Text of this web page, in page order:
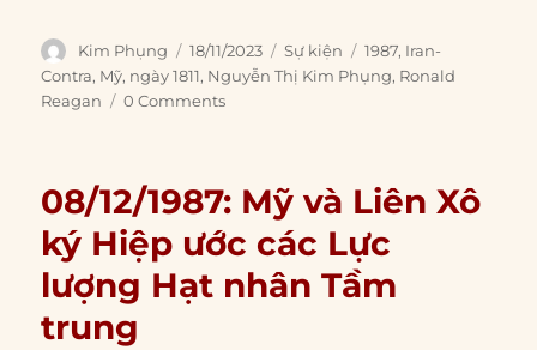
Author
Kim Phụng
Posted
on
18/11/2023 Categories
Sự kiện Tags
1987, Iran-
Contra, Mỹ, ngày 1811, Nguyễn Thị Kim Phụng, Ronald
Reagan
0 Comments
08/12/1987: Mỹ và Liên Xô
ký Hiệp ước các Lực
lượng Hạt nhân Tầm
trung